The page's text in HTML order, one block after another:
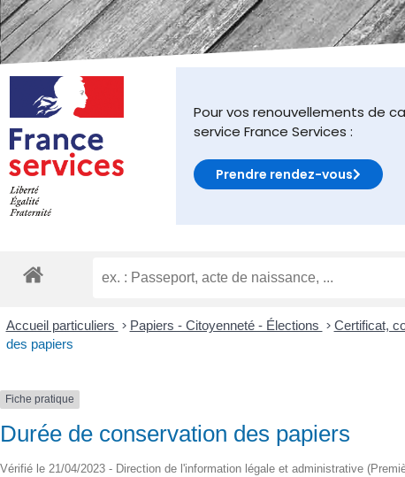
qui
utilisent
un
lecteur
d'écran ;
Appuyez
sur
Ctrl-
F10
pour
ouvrir
d'accessibilité.
Pour vos renouvellements de
service France Services :
Prendre rendez-vous
Accueil particuliers > Papiers - Citoyenneté - Élections > Certificat,
des papiers
Fiche pratique
Durée de conservation des papiers
Vérifié le 21/04/2023 - Direction de l'information légale et administrative